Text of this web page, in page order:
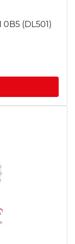
0B5 (DL501)